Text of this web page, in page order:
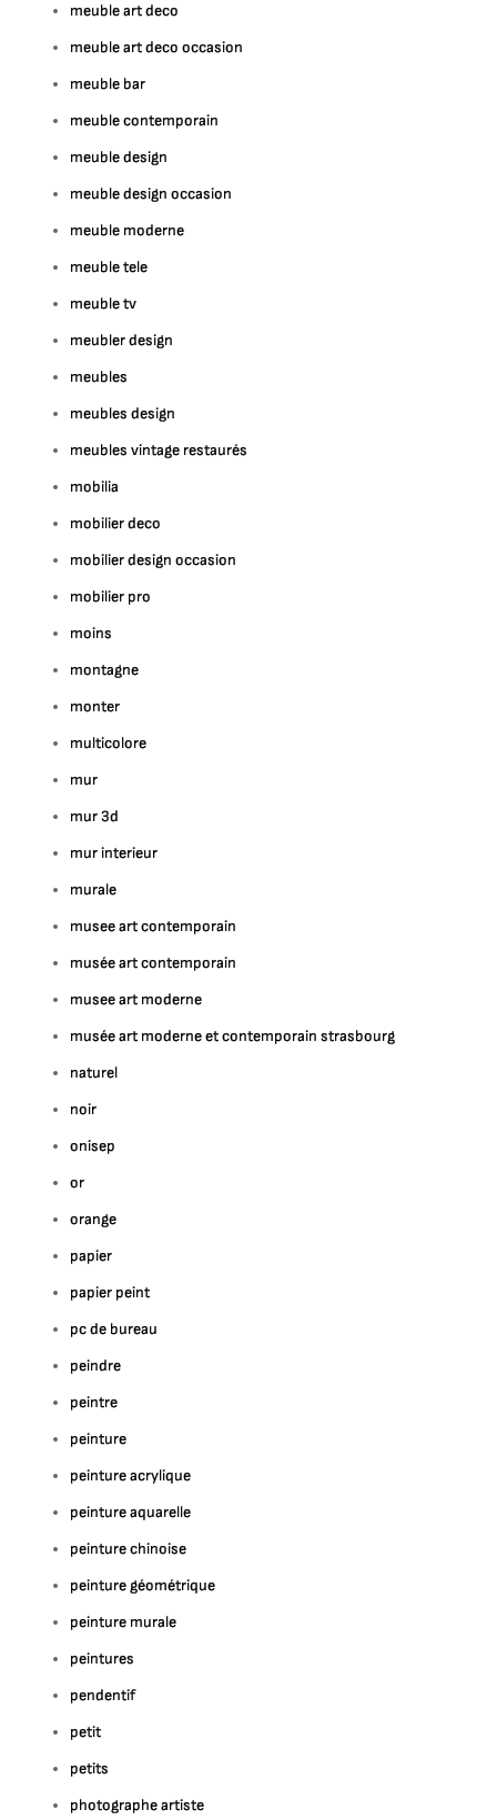
meuble art deco
meuble art deco occasion
meuble bar
meuble contemporain
meuble design
meuble design occasion
meuble moderne
meuble tele
meuble tv
meubler design
meubles
meubles design
meubles vintage restaurés
mobilia
mobilier deco
mobilier design occasion
mobilier pro
moins
montagne
monter
multicolore
mur
mur 3d
mur interieur
murale
musee art contemporain
musée art contemporain
musee art moderne
musée art moderne et contemporain strasbourg
naturel
noir
onisep
or
orange
papier
papier peint
pc de bureau
peindre
peintre
peinture
peinture acrylique
peinture aquarelle
peinture chinoise
peinture géométrique
peinture murale
peintures
pendentif
petit
petits
photographe artiste